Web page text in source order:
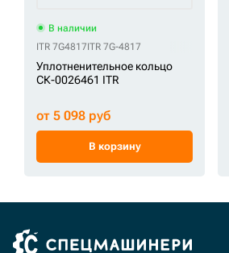
В наличии
ITR 7G4817ITR 7G-4817
Уплотненительное кольцо
СК-0026461 ITR
от 5 098 руб
В корзину